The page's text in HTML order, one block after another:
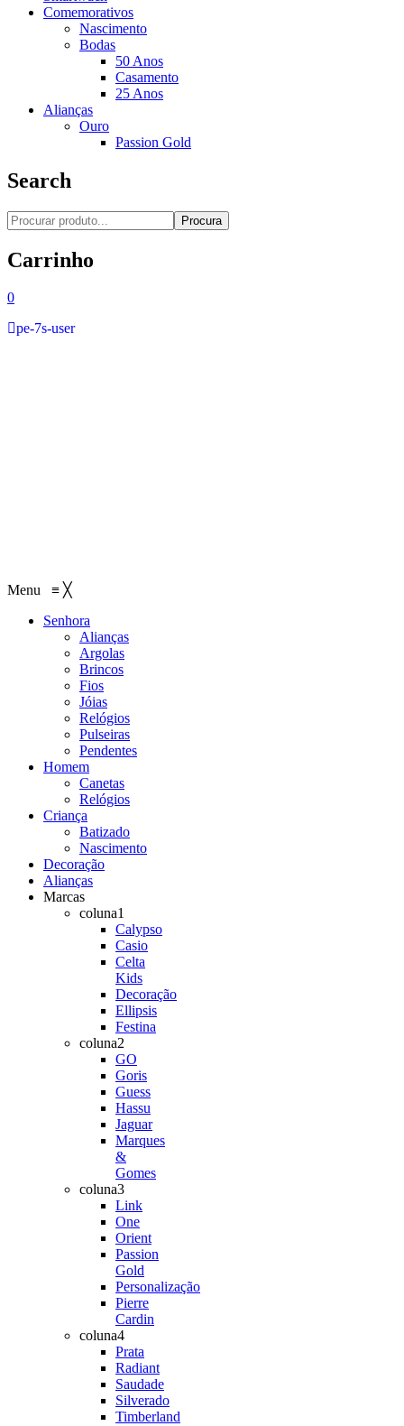
Comemorativos
Nascimento
Bodas
50 Anos
Casamento
25 Anos
Alianças
Ouro
Passion Gold
Search
Procura
Carrinho
0
pe-7s-user
Menu ≡ ╳
Senhora
Alianças
Argolas
Brincos
Fios
Jóias
Relógios
Pulseiras
Pendentes
Homem
Canetas
Relógios
Criança
Batizado
Nascimento
Decoração
Alianças
Marcas
coluna1
Calypso
Casio
Celta
Kids
Decoração
Ellipsis
Festina
coluna2
GO
Goris
Guess
Hassu
Jaguar
Marques
&
Gomes
coluna3
Link
One
Orient
Passion
Gold
Personalização
Pierre
Cardin
coluna4
Prata
Radiant
Saudade
Silverado
Timberland